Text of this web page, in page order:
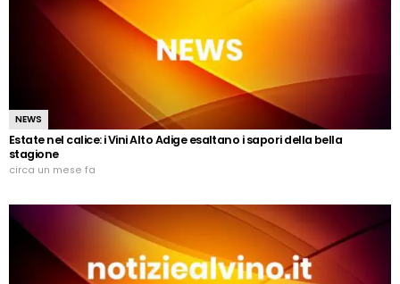
NEWS
Estate nel calice: i Vini Alto Adige esaltano i sapori della bella
stagione
circa un mese fa